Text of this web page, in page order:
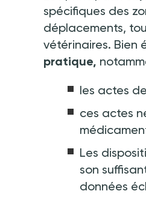
spécifiques des
déplacements,
vétérinaires. Bien
pratique,
les actes
ces actes
Les
son
données